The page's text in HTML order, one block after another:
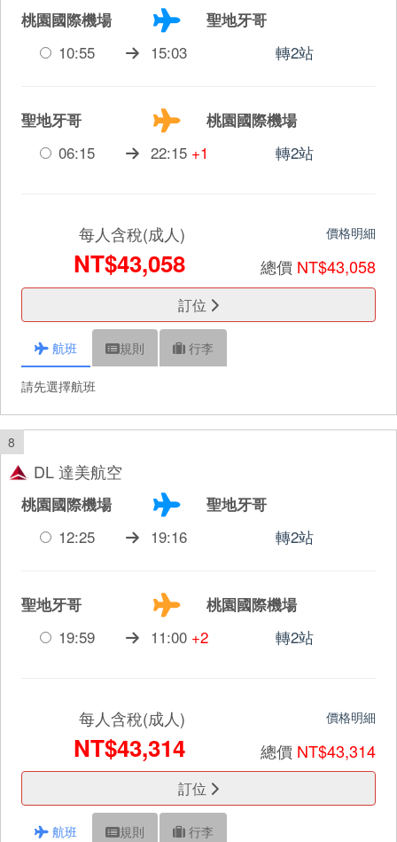
桃園國際機場
聖地牙哥
10:55
15:03 轉2站
聖地牙哥
桃園國際機場
06:15
22:15 +1 轉2站
每人含稅(成人)
NT$43,058
價格明細
總價 NT$43,058
訂位
航班 規則 行李
請先選擇航班
8
DL 達美航空
桃園國際機場
聖地牙哥
12:25
19:16 轉2站
聖地牙哥
桃園國際機場
19:59
11:00 +2 轉2站
每人含稅(成人)
NT$43,314
價格明細
總價 NT$43,314
訂位
航班 規則 行李